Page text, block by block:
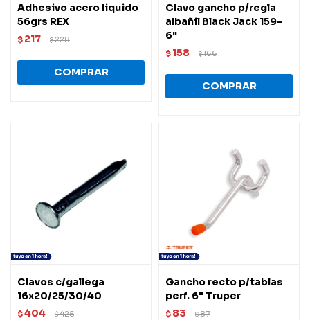
Adhesivo acero liquido
56grs REX
$ 217 $228
Clavo gancho p/regla
albañil Black Jack 159-
6"
$ 158 $166
Clavos c/gallega
16x20/25/30/40
$404 $425
Gancho recto p/tablas
perf. 6" Truper
$ 83 $87